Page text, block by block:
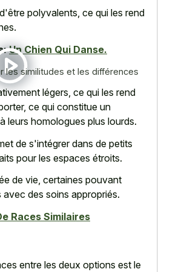
polyvalents, ce qui les rend
Un Chien Qui Danse.
les similitudes et les différences
légers, ce qui les rend
ce qui constitue un
leurs homologues plus lourds.
de s'intégrer dans de petits
pour les espaces étroits.
de vie, certaines pouvant
des soins appropriés.
Races Similaires
entre les deux options est le